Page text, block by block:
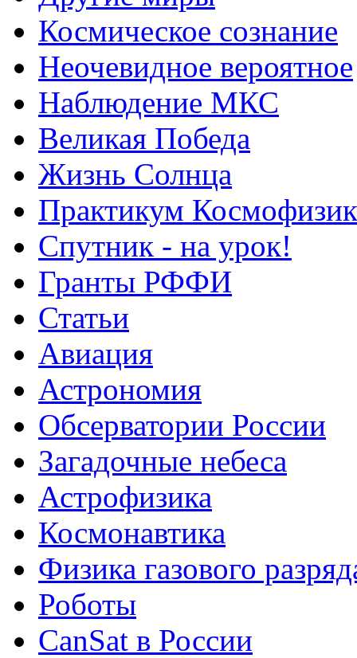
Космическое сознание
Неочевидное вероятное
Наблюдение МКС
Великая Победа
Жизнь Солнца
Практикум
Спутник - на урок!
Гранты РФФИ
Статьи
Авиация
Астрономия
Обсерватории России
Загадочные небеса
Астрофизика
Космонавтика
Физика газового
Роботы
CanSat в России